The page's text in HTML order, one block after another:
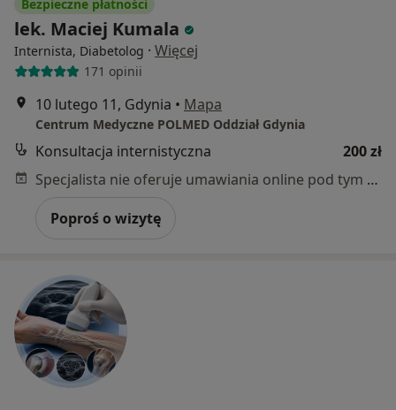
Bezpieczne płatności
lek. Maciej Kumala
Internista, Diabetolog · Więcej
171 opinii
10 lutego 11, Gdynia • Mapa
Centrum Medyczne POLMED Oddział Gdynia
Konsultacja internistyczna
200 zł
Specjalista nie oferuje umawiania online pod tym adresem.
Poproś o wizytę